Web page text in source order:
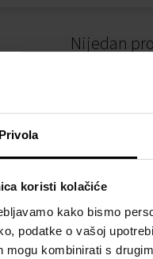
Privola
koristi kolačiće
kako bismo
podatke o vašoj
mogu kombinirati s
Nijedan
SVE O KUPNJI